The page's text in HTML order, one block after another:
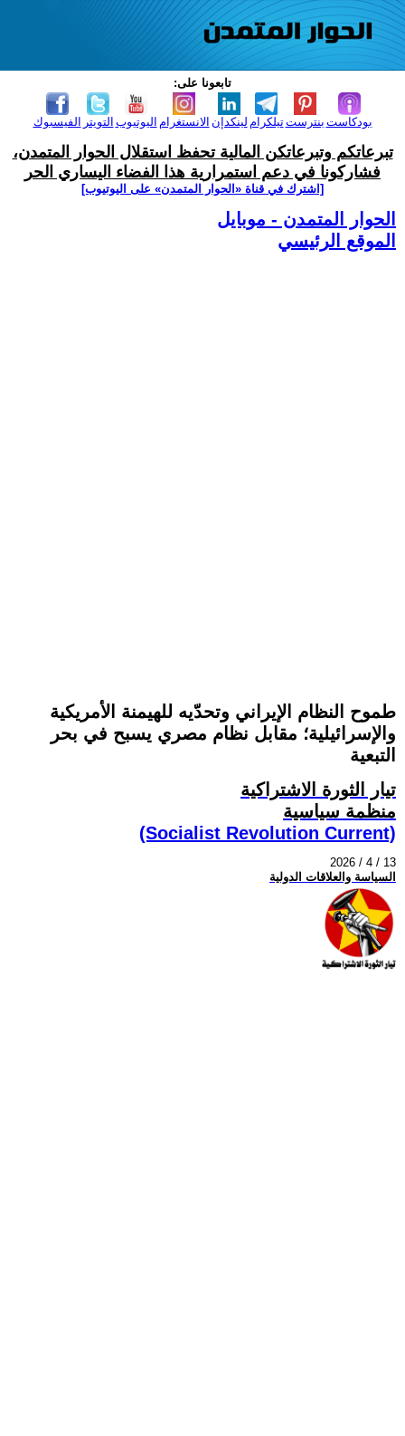
تابعونا على:
الفيسبوك التويتر اليوتيوب الانستغرام لينكدإن تيلكرامبنترست بودكاست
تبرعاتكم وتبرعاتكن المالية تحفظ استقلال الحوار المتمدن،
فشاركونا في دعم استمرارية هذا الفضاء اليساري الحر
[اشترك في قناة ‫«الحوار المتمدن» على اليوتيوب]
الحوار المتمدن - موبايل
الموقع الرئيسي
طموح النظام الإيراني وتحدّيه للهيمنة الأمريكية
والإسرائيلية؛ مقابل نظام مصري يسبح في بحر
التبعية
تيار الثورة الاشتراكية
منظمة سياسية
(Socialist Revolution Current)
2026 / 4 / 13
السياسة والعلاقات الدولية